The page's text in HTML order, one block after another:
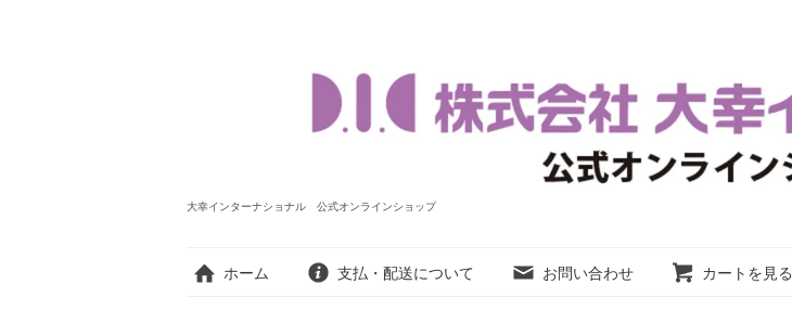
大幸インターナショナル 公式オンラインショップ
ホーム 支払・配送について お問い合わせ カートを見る